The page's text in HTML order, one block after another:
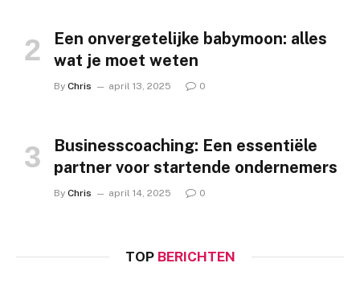
Een onvergetelijke babymoon: alles
wat je moet weten
By Chris april 13, 2025 0
Businesscoaching: Een essentiële
partner voor startende ondernemers
By Chris april 14, 2025 0
TOPBERICHTEN
OVERIGE
Communicatie en intimiteit: het
april 13, 2025
MUZIEK